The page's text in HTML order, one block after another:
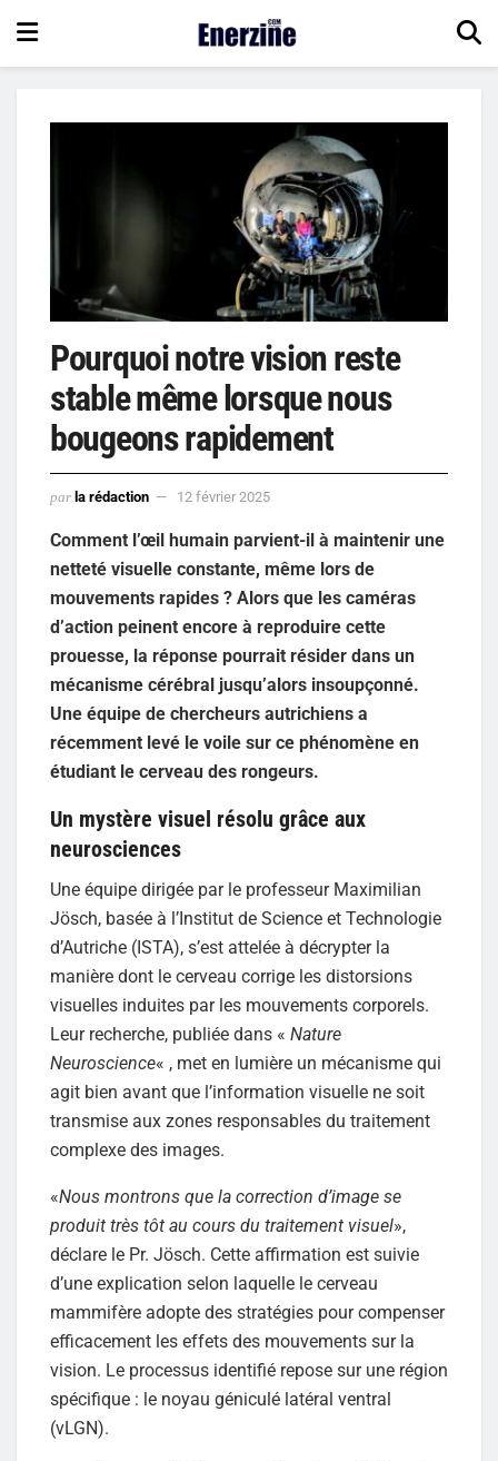
Pourquoi notre vision reste
stable même lorsque nous
bougeons rapidement
par la rédaction 12 février 2025
Comment l’œil humain parvient-il à maintenir une
netteté visuelle constante, même lors de
mouvements rapides ? Alors que les caméras
d’action peinent encore à reproduire cette
prouesse, la réponse pourrait résider dans un
mécanisme cérébral jusqu’alors insoupçonné.
Une équipe de chercheurs autrichiens a
récemment levé le voile sur ce phénomène en
étudiant le cerveau des rongeurs.
Un mystère visuel résolu grâce aux
neurosciences
Une équipe dirigée par le professeur Maximilian
Jösch, basée à l’Institut de Science et Technologie
d’Autriche (ISTA), s’est attelée à décrypter la
manière dont le cerveau corrige les distorsions
visuelles induites par les mouvements corporels.
Leur recherche, publiée dans « Nature
Neuroscience« , met en lumière un mécanisme qui
agit bien avant que l’information visuelle ne soit
transmise aux zones responsables du traitement
complexe des images.
«Nous montrons que la correction d’image se
produit très tôt au cours du traitement visuel»,
déclare le Pr. Jösch. Cette affirmation est suivie
d’une explication selon laquelle le cerveau
mammifère adopte des stratégies pour compenser
efficacement les effets des mouvements sur la
vision. Le processus identifié repose sur une région
spécifique : le noyau géniculé latéral ventral
(vLGN).